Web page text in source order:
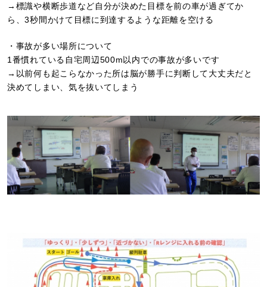
→標識や横断歩道など自分が決めた目標を前の車が過ぎてか
ら、3秒間かけて目標に到達するような距離を空ける
・事故が多い場所について
1番慣れている自宅周辺500m以内での事故が多いです
→以前何も起こらなかった所は脳が勝手に判断して大丈夫だと
決めてしまい、気を抜いてしまう